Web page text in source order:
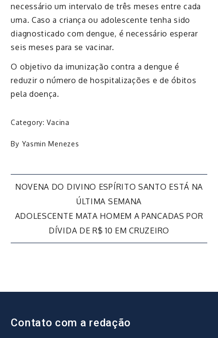
necessário um intervalo de três meses entre cada
uma. Caso a criança ou adolescente tenha sido
diagnosticado com dengue, é necessário esperar
seis meses para se vacinar.
O objetivo da imunização contra a dengue é
reduzir o número de hospitalizações e de óbitos
pela doença.
Category:Vacina
By Yasmin Menezes
Navegação
de
Post
NOVENA DO DIVINO ESPÍRITO SANTO ESTÁ NA
ÚLTIMA SEMANA
ADOLESCENTE MATA HOMEM A PANCADAS POR
DÍVIDA DE R$ 10 EM CRUZEIRO
Contato com a redação